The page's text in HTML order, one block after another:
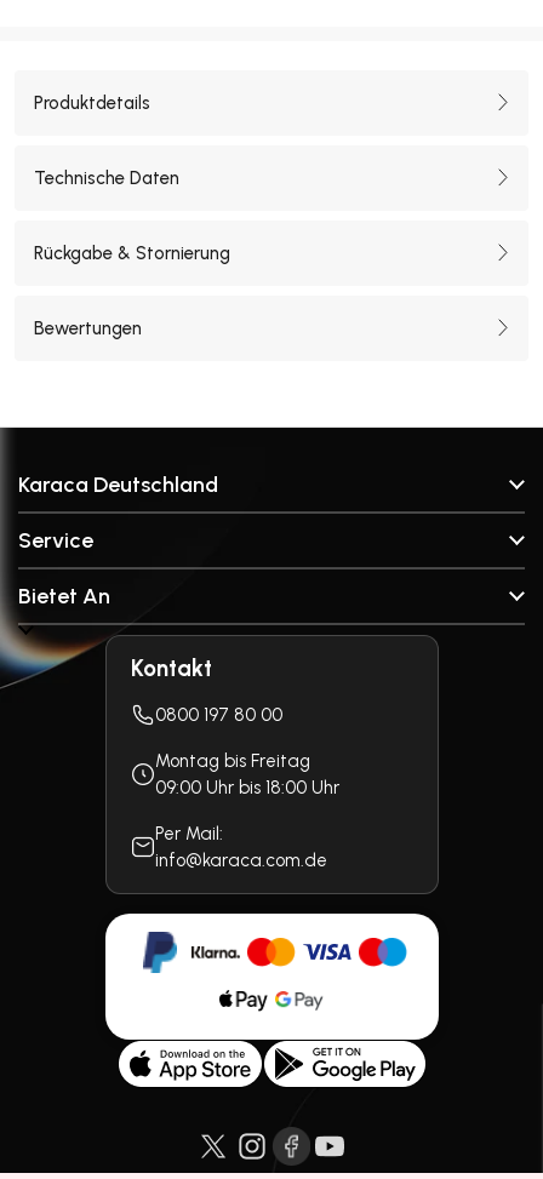
Produktdetails
Technische Daten
Rückgabe & Stornierung
Bewertungen
Karaca Deutschland
Über Uns
Unsere Marken
Anfrageformular für Ersatzteile
Franchise-Bewerbungsformular
Großhandelsantragsformular
Service
FAQ & Hilfe
Sendungsverfolgung
Allgemeine Geschäftsbedingungen
Datenschutzerklärung
Sicheres Einkaufen und Hinweise zum Schutz vor Betrug
Bietet An
Geschirrset
Tafelservice für 12 Personen
Tafelservice für 6 Personen
Türkischer Kaffeekocher
Bettwäsche
Kampagnen
Kontakt
0800 197 80 00
Montag bis Freitag
09:00 Uhr bis 18:00 Uhr
Per Mail:
info@karaca.com.de
TwitterInstagram
FacebookYouTube